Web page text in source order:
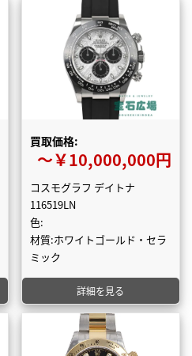
買取価格:
〜￥10,000,000円
コスモグラフ デイトナ
116519LN
色:
材質:ホワイトゴールド・セラ
ミック
詳細を見る